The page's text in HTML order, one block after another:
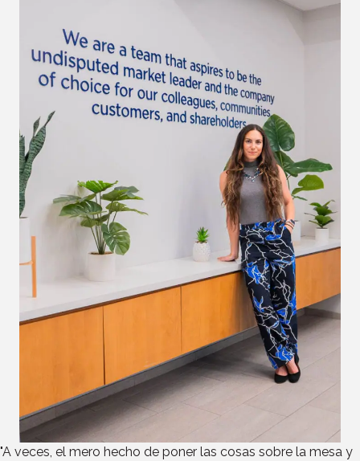
"A veces, el mero hecho de poner las cosas sobre la mesa y